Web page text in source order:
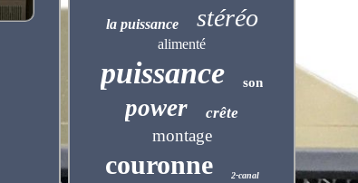
la puissance stéréo
alimenté
puissance son
power crête
montage
couronne 2-canal